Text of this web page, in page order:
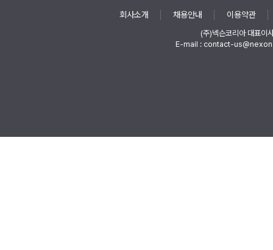
회사소개 채용안내 이용약관
(주)넥슨코리아 대표이
E-mail : contact-